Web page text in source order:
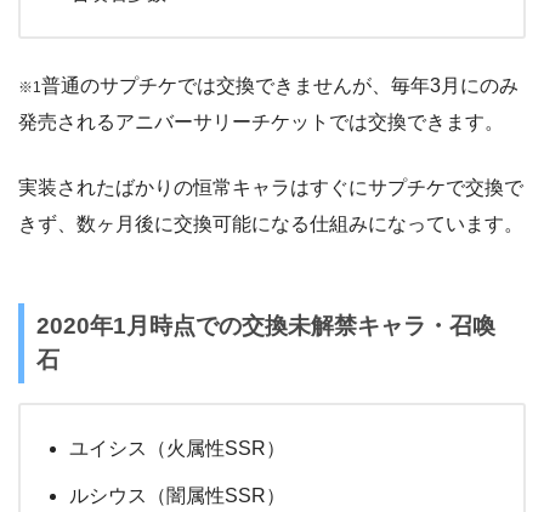
※1普通のサプチケでは交換できませんが、毎年3月にのみ
発売されるアニバーサリーチケットでは交換できます。
実装されたばかりの恒常キャラはすぐにサプチケで交換で
きず、数ヶ月後に交換可能になる仕組みになっています。
2020年1月時点での交換未解禁キャラ・召喚
石
ユイシス（火属性SSR）
ルシウス（闇属性SSR）